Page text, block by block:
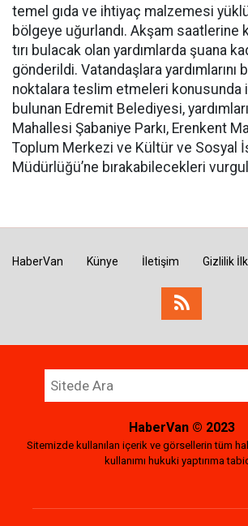
temel gıda ve ihtiyaç malzemesi
bölgeye uğurlandı. Akşam saatlerine
tırı bulacak olan yardımlarda şuana
gönderildi. Vatandaşlara yardımlarını
noktalara teslim etmeleri konusunda
bulunan Edremit Belediyesi,
Mahallesi Şabaniye Parkı, Erenkent
Toplum Merkezi ve Kültür ve Sosyal
Müdürlüğü’ne bırakabilecekleri
HaberVan Künye İletişim Gizlilik
HaberVan© 2023
Sitemizde kullanılan içerik ve görsellerin tüm
kullanımı hukuki yaptırıma